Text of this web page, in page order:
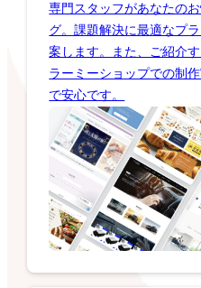
専門スタッフがあなたの
グ。課題解決に最適なプ
案します。また、ご紹介
ラーミーショップでの制
で安心です。